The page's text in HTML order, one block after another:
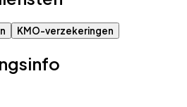
KMO-verzekeringen